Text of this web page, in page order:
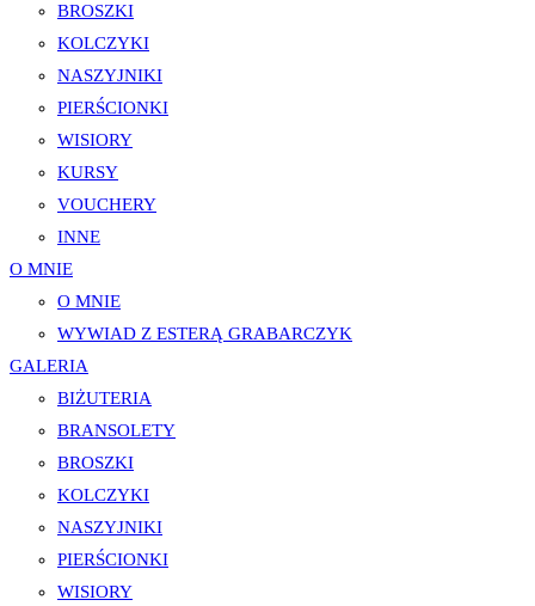
BROSZKI
KOLCZYKI
NASZYJNIKI
PIERŚCIONKI
WISIORY
KURSY
VOUCHERY
INNE
O MNIE
O MNIE
WYWIAD Z ESTERĄ GRABARCZYK
GALERIA
BIŻUTERIA
BRANSOLETY
BROSZKI
KOLCZYKI
NASZYJNIKI
PIERŚCIONKI
WISIORY